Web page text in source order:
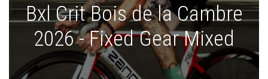
Bxl Crit Bois de la Cambre
2026 - Fixed Gear Mixed